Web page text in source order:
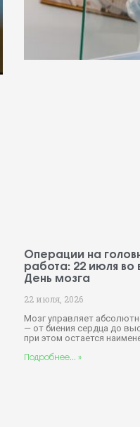
Операции на
работа: 22 июля
День мозга
22 июля, 2026
Мозг управляет
— от биения сердца до
при этом остается
Подробнее... »